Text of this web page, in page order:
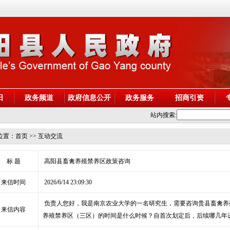
政务频道 政府信息公开 政务服务 招商引资
站内搜索:
： 首页 >> 互动交流
标 题 高阳县畜禽养殖禁养区政策咨询
来信时间 2026/6/14 23:09:30
来信内容
负责人您好，我是南京农业大学的一名研究生，需要咨询贵县畜禽
养殖禁养区（三区）的时间是什么时候？自首次划定后，后续哪几年